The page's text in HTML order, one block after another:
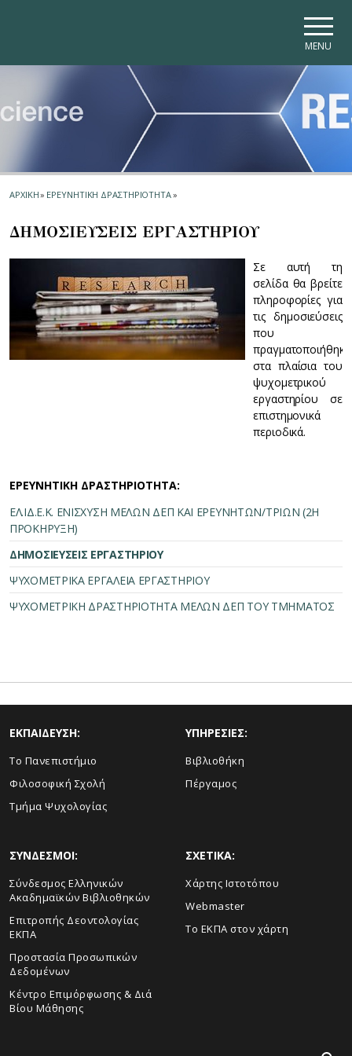
MENU
ΑΡΧΙΚΗ» ΕΡΕΥΝΗΤΙΚΗ ΔΡΑΣΤΗΡΙΟΤΗΤΑ»
ΔΗΜΟΣΙΕΥΣΕΙΣ ΕΡΓΑΣΤΗΡΙΟΥ
Σε αυτή τη
σελίδα θα βρείτε
πληροφορίες για
τις δημοσιεύσεις
που
στα πλαίσια του
ψυχομετρικού
εργαστηρίου σε
επιστημονικά
περιοδικά.
ΕΡΕΥΝΗΤΙΚΗ ΔΡΑΣΤΗΡΙΟΤΗΤΑ:
ΕΛ.ΙΔ.Ε.Κ. ΕΝΙΣΧΥΣΗ ΜΕΛΩΝ ΔΕΠ ΚΑΙ ΕΡΕΥΝΗΤΩΝ/ΤΡΙΩΝ (2Η
ΠΡΟΚΗΡΥΞΗ)
ΔΗΜΟΣΙΕΥΣΕΙΣ ΕΡΓΑΣΤΗΡΙΟΥ
ΨΥΧΟΜΕΤΡΙΚΑ ΕΡΓΑΛΕΙΑ ΕΡΓΑΣΤΗΡΙΟΥ
ΨΥΧΟΜΕΤΡΙΚΗ ΔΡΑΣΤΗΡΙΟΤΗΤΑ ΜΕΛΩΝ ΔΕΠ ΤΟΥ ΤΜΗΜΑΤΟΣ
ΕΚΠΑΙΔΕΥΣΗ:
Το Πανεπιστήμιο
Φιλοσοφική Σχολή
Τμήμα Ψυχολογίας
ΥΠΗΡΕΣΙΕΣ:
Βιβλιοθήκη
Πέργαμος
ΣΥΝΔΕΣΜΟΙ:
Σύνδεσμος Ελληνικών
Ακαδημαϊκών Βιβλιοθηκών
Επιτροπής Δεοντολογίας
ΕΚΠΑ
Προστασία Προσωπικών
Δεδομένων
Κέντρο Επιμόρφωσης & Διά
Βίου Μάθησης
ΣΧΕΤΙΚΑ:
Χάρτης Ιστοτόπου
Webmaster
Το ΕΚΠΑ στον χάρτη